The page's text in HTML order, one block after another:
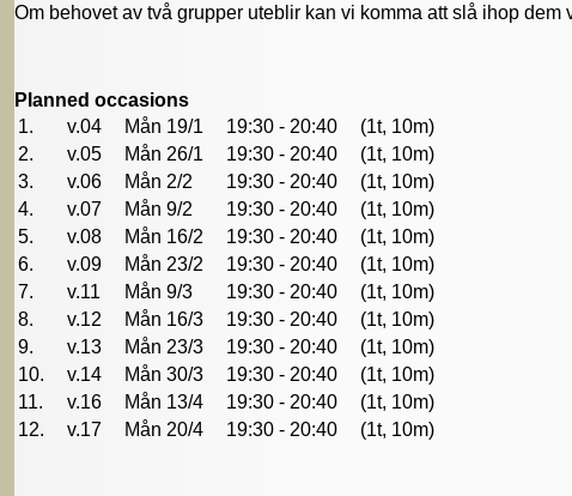
Om behovet av två grupper uteblir kan vi komma att slå ihop dem
Planned occasions
1.
v.04 Mån 19/1 19:30 - 20:40
(1t, 10m)
2.
v.05 Mån 26/1 19:30 - 20:40
(1t, 10m)
3.
v.06 Mån 2/2 19:30 - 20:40
(1t, 10m)
4.
v.07 Mån 9/2 19:30 - 20:40
(1t, 10m)
5.
v.08 Mån 16/2 19:30 - 20:40
(1t, 10m)
6.
v.09 Mån 23/2 19:30 - 20:40
(1t, 10m)
7.
v.11 Mån 9/3 19:30 - 20:40
(1t, 10m)
8.
v.12 Mån 16/3 19:30 - 20:40
(1t, 10m)
9.
v.13 Mån 23/3 19:30 - 20:40
(1t, 10m)
10.
v.14 Mån 30/3 19:30 - 20:40
(1t, 10m)
11.
v.16 Mån 13/4 19:30 - 20:40
(1t, 10m)
12.
v.17 Mån 20/4 19:30 - 20:40 (1t, 10m)